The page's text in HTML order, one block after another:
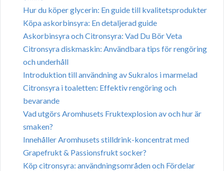
Hur du köper glycerin: En guide till kvalitetsprodukter
Köpa askorbinsyra: En detaljerad guide
Askorbinsyra och Citronsyra: Vad Du Bör Veta
Citronsyra diskmaskin: Användbara tips för rengöring
och underhåll
Introduktion till användning av Sukralos i marmelad
Citronsyra i toaletten: Effektiv rengöring och
bevarande
Vad utgörs Aromhusets Fruktexplosion av och hur är
smaken?
Innehåller Aromhusets stilldrink-koncentrat med
Grapefrukt & Passionsfrukt socker?
Köp citronsyra: användningsområden och Fördelar